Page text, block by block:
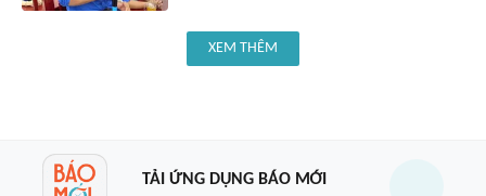
XEM THÊM
TẢI ỨNG DỤNG BÁO MỚI